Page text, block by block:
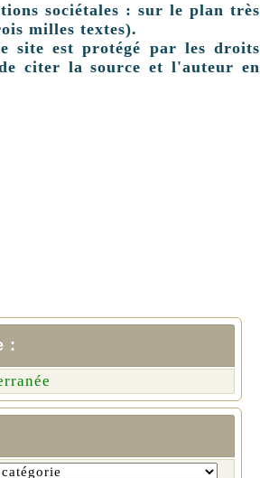
sociétales : sur le plan très
milles textes).
site est protégé par les droits
citer la source et l'auteur en
: